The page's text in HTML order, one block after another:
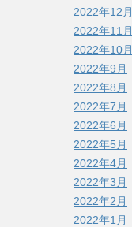
2022年12月
2022年11月
2022年10月
2022年9月
2022年8月
2022年7月
2022年6月
2022年5月
2022年4月
2022年3月
2022年2月
2022年1月